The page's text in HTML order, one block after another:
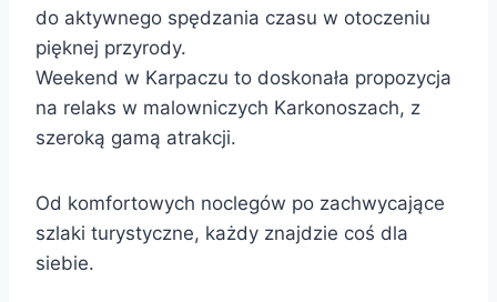
do aktywnego spędzania czasu w otoczeniu
pięknej przyrody.
Weekend w Karpaczu to doskonała propozycja
na relaks w malowniczych Karkonoszach, z
szeroką gamą atrakcji.
Od komfortowych noclegów po zachwycające
szlaki turystyczne, każdy znajdzie coś dla
siebie.